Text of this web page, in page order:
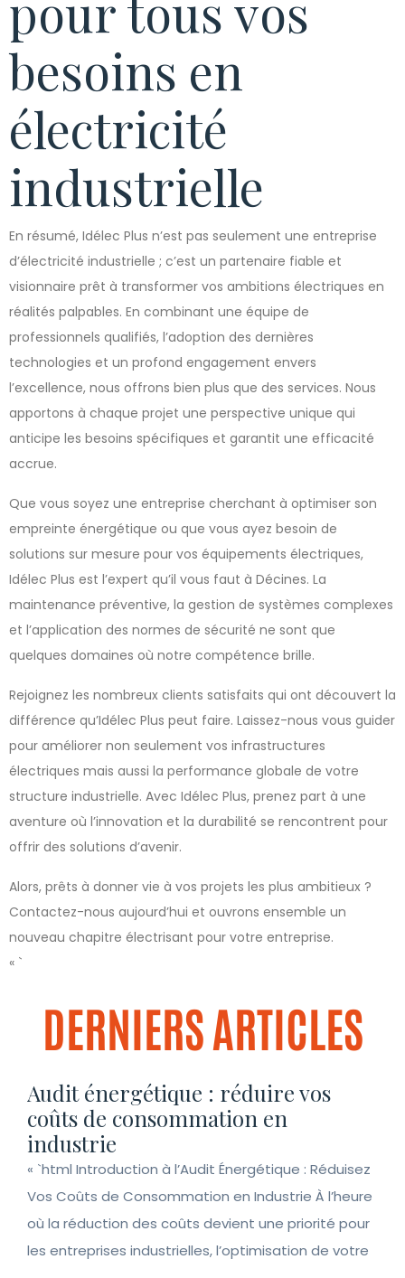
pour tous vos
besoins en
électricité
industrielle
En résumé, Idélec Plus n’est pas seulement une entreprise
d’électricité industrielle ; c’est un partenaire fiable et
visionnaire prêt à transformer vos ambitions électriques en
réalités palpables. En combinant une équipe de
professionnels qualifiés, l’adoption des dernières
technologies et un profond engagement envers
l’excellence, nous offrons bien plus que des services. Nous
apportons à chaque projet une perspective unique qui
anticipe les besoins spécifiques et garantit une efficacité
accrue.
Que vous soyez une entreprise cherchant à optimiser son
empreinte énergétique ou que vous ayez besoin de
solutions sur mesure pour vos équipements électriques,
Idélec Plus est l’expert qu’il vous faut à Décines. La
maintenance préventive, la gestion de systèmes complexes
et l’application des normes de sécurité ne sont que
quelques domaines où notre compétence brille.
Rejoignez les nombreux clients satisfaits qui ont découvert la
différence qu’Idélec Plus peut faire. Laissez-nous vous guider
pour améliorer non seulement vos infrastructures
électriques mais aussi la performance globale de votre
structure industrielle. Avec Idélec Plus, prenez part à une
aventure où l’innovation et la durabilité se rencontrent pour
offrir des solutions d’avenir.
Alors, prêts à donner vie à vos projets les plus ambitieux ?
Contactez-nous aujourd’hui et ouvrons ensemble un
nouveau chapitre électrisant pour votre entreprise.
« `
DERNIERS ARTICLES
Audit énergétique : réduire vos
coûts de consommation en
industrie
« `html Introduction à l’Audit Énergétique : Réduisez
Vos Coûts de Consommation en Industrie À l’heure
où la réduction des coûts devient une priorité pour
les entreprises industrielles, l’optimisation de votre